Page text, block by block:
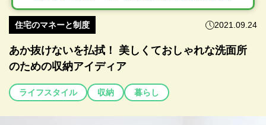
住宅のマネーと制度 2021.09.24
あか抜けないを払拭！ 美しくておしゃれな洗面所
のための収納アイディア
ライフスタイル 収納 暮らし